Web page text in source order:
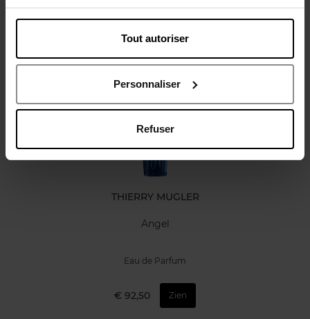
Tout autoriser
Personnaliser
Refuser
Review Beleid inzake klantbeoordelingen
Nog iets vergeten ?
THIERRY MUGLER
Angel
Eau de Parfum
€ 92,50 Zien